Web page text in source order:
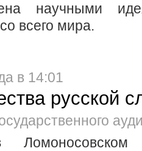
научными
всего мира.
в 14:01
русской